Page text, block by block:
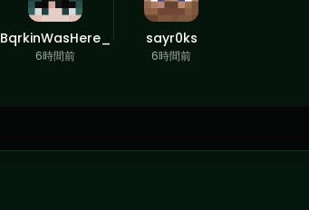
BqrkinWasHere_
6時間前
sayr0ks
6時間前